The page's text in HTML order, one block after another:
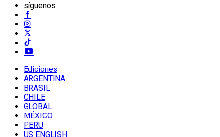
síguenos
Ediciones
ARGENTINA
BRASIL
CHILE
GLOBAL
MÉXICO
PERU
US ENGLISH